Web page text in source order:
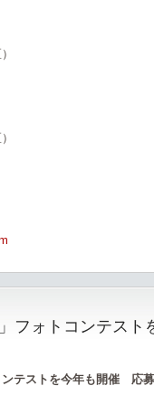
フォトコンテスト
テストを今年も開催 応